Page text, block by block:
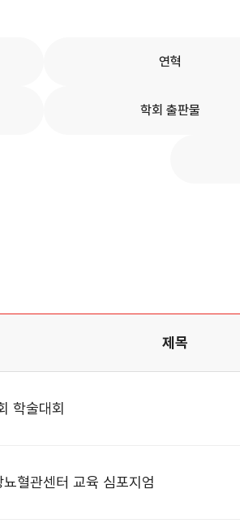
연혁
학회 출판물
제목
학술대회
혈관센터 교육 심포지엄